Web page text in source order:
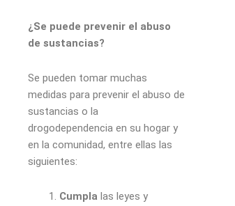
¿Se puede prevenir el abuso
de sustancias?
Se pueden tomar muchas
medidas para prevenir el abuso de
sustancias o la
drogodependencia en su hogar y
en la comunidad, entre ellas las
siguientes:
Cumpla las leyes y